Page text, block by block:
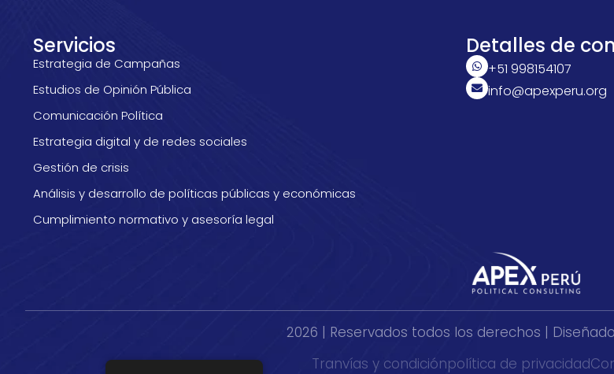
Servicios
Estrategia de Campañas
Estudios de Opinión Pública
Comunicación Política
Estrategia digital y de redes sociales
Gestión de crisis
Análisis y desarrollo de políticas públicas y económicas
Cumplimiento normativo y asesoría legal
Detalles de
+51 998154107
info@apexperu.org
2026 | Reservados todos los derechos |
Tranvías y condiciónpolítica de privacidad